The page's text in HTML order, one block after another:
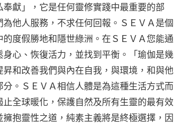
獻」，它是任何靈修實踐中最重要的部
他人服務，不求任何回報。ＳＥＶＡ是個
度假勝地和隱世綠洲。在ＳＥＶＡ您能通
心、恢復活力，並找到平衡。「瑜伽是幾
和改善我們與內在自我，與環境，和與他
。ＳＥＶＡ相信人體是為這種生活方式而
全球暖化，保護自然及所有生靈的最有效
抱靈性之道，純素主義將是終極選擇，因